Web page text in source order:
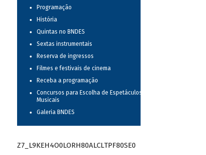
Programação
História
Quintas no BNDES
Sextas instrumentais
Reserva de ingressos
Filmes e festivais de cinema
Receba a programação
Concursos para Escolha de Espetáculos
Musicais
Galeria BNDES
Z7_L9KEH4O0LORH80ALCLTPF80SE0